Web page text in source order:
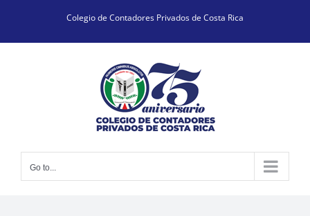
content
Colegio de Contadores Privados de Costa Rica
Go to...